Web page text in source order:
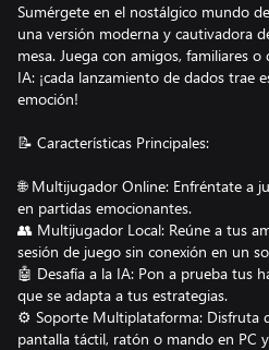
Sumérgete en el nostálgico mundo
una versión moderna y cautivadora
mesa. Juega con amigos, familiares
IA: ¡cada lanzamiento de dados trae
emoción!
📝 Características Principales:
🌐 Multijugador Online: Enfréntate a
en partidas emocionantes.
👥 Multijugador Local: Reúne a tus
sesión de juego sin conexión en un
🤖 Desafía a la IA: Pon a prueba tus
que se adapta a tus estrategias.
⚙️ Soporte Multiplataforma: Disfruta
pantalla táctil, ratón o mando en PC